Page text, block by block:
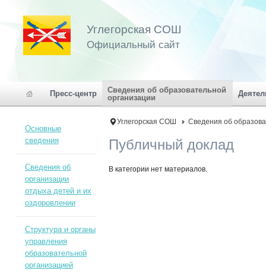
Углегорская СОШ
Официальный сайт
Пресс-центр
Сведения об образовательной
организации
Углегорская СОШ Сведения об
Публичный доклад
В категории нет материалов.
Основные
сведения
Сведения об
организации
отдыха детей и их
оздоровлении
Структура и органы
управления
образовательной
организацией